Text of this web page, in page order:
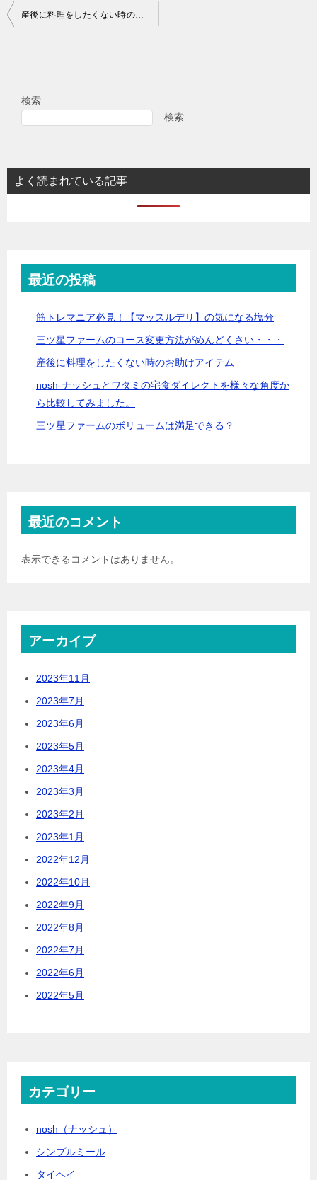
投
ョ
ン
検索
検索
よく読まれている記事
最近の投稿
筋トレマニア必見！【マッスルデリ】の気になる塩分
三ツ星ファームのコース変更方法がめんどくさい・・・
産後に料理をしたくない時のお助けアイテム
nosh-ナッシュとワタミの宅食ダイレクトを様々な角度か
ら比較してみました。
三ツ星ファームのボリュームは満足できる？
最近のコメント
表示できるコメントはありません。
アーカイブ
2023年11月
2023年7月
2023年6月
2023年5月
2023年4月
2023年3月
2023年2月
2023年1月
2022年12月
2022年10月
2022年9月
2022年8月
2022年7月
2022年6月
2022年5月
カテゴリー
nosh（ナッシュ）
シンプルミール
タイヘイ